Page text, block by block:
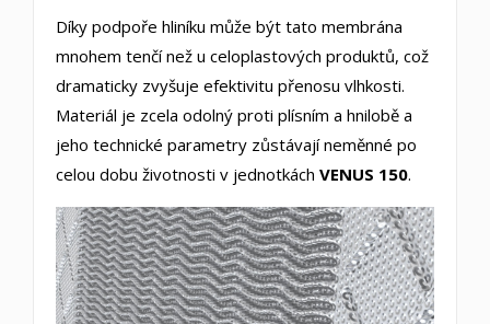
Díky podpoře hliníku může být tato membrána
mnohem tenčí než u celoplastových produktů, což
dramaticky zvyšuje efektivitu přenosu vlhkosti.
Materiál je zcela odolný proti plísním a hnilobě a
jeho technické parametry zůstávají neměnné po
celou dobu životnosti v jednotkách VENUS 150.